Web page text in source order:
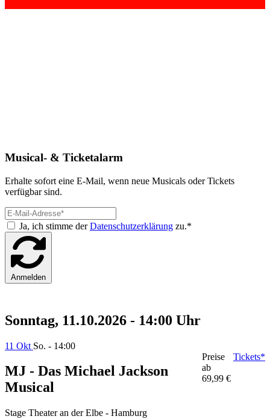
Musical- & Ticketalarm
Erhalte sofort eine E-Mail, wenn neue Musicals oder Tickets
verfügbar sind.
Ja, ich stimme derDatenschutzerklärung zu.*
Anmelden
Sonntag, 11.10.2026 - 14:00 Uhr
11 Okt So. - 14:00
MJ - Das Michael Jackson
Musical
Stage Theater an der Elbe - Hamburg
Preise
ab
69,99 €
Tickets*